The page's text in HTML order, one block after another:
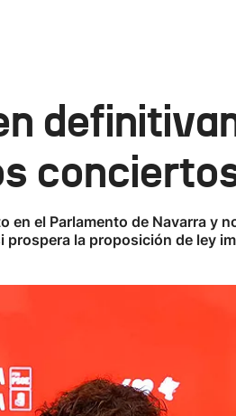
en el Parlamento de Navarra y
la proposición de ley